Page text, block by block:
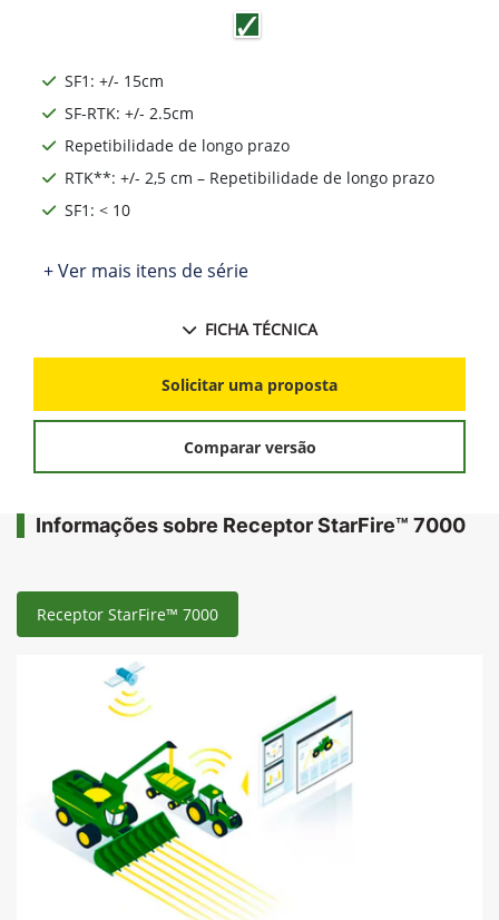
SF1: +/- 15cm
SF-RTK: +/- 2.5cm
Repetibilidade de longo prazo
RTK**: +/- 2,5 cm – Repetibilidade de longo prazo
SF1: < 10
+ Ver mais itens de série
FICHA TÉCNICA
Solicitar uma proposta
Comparar versão
Informações sobre Receptor StarFire™ 7000
Receptor StarFire™ 7000